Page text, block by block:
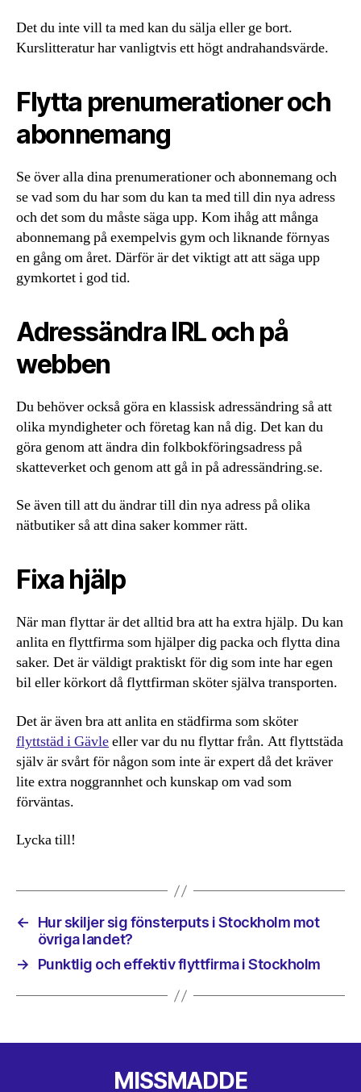
Det du inte vill ta med kan du sälja eller ge bort.
Kurslitteratur har vanligtvis ett högt andrahandsvärde.
Flytta prenumerationer och
abonnemang
Se över alla dina prenumerationer och abonnemang och
se vad som du har som du kan ta med till din nya adress
och det som du måste säga upp. Kom ihåg att många
abonnemang på exempelvis gym och liknande förnyas
en gång om året. Därför är det viktigt att att säga upp
gymkortet i god tid.
Adressändra IRL och på
webben
Du behöver också göra en klassisk adressändring så att
olika myndigheter och företag kan nå dig. Det kan du
göra genom att ändra din folkbokföringsadress på
skatteverket och genom att gå in på adressändring.se.
Se även till att du ändrar till din nya adress på olika
nätbutiker så att dina saker kommer rätt.
Fixa hjälp
När man flyttar är det alltid bra att ha extra hjälp. Du kan
anlita en flyttfirma som hjälper dig packa och flytta dina
saker. Det är väldigt praktiskt för dig som inte har egen
bil eller körkort då flyttfirman sköter själva transporten.
Det är även bra att anlita en städfirma som sköter
flyttstäd i Gävleeller var du nu flyttar från. Att flyttstäda
själv är svårt för någon som inte är expert då det kräver
lite extra noggrannhet och kunskap om vad som
förväntas.
Lycka till!
←
Hur skiljer sig fönsterputs i Stockholm mot
övriga landet?
→
Punktlig och effektiv flyttfirma i Stockholm
MISSMADDE